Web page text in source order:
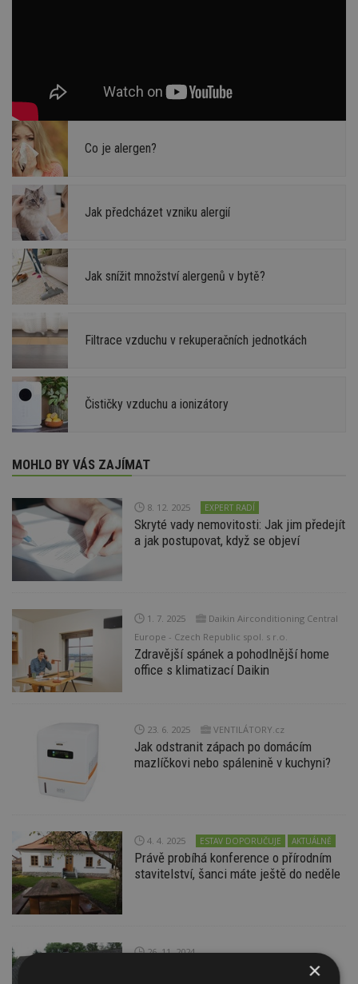
Co je alergen?
Jak předcházet vzniku alergií
Jak snížit množství alergenů v bytě?
Filtrace vzduchu v rekuperačních jednotkách
Čističky vzduchu a ionizátory
MOHLO BY VÁS ZAJÍMAT
8. 12. 2025 EXPERT RADÍ
Skryté vady nemovitosti: Jak jim předejít
a jak postupovat, když se objeví
1. 7. 2025
Daikin Airconditioning Central
Europe - Czech Republic spol. s r.o.
Zdravější spánek a pohodlnější home
office s klimatizací Daikin
23. 6. 2025 VENTILÁTORY.cz
Jak odstranit zápach po domácím
mazlíčkovi nebo spálenině v kuchyni?
4. 4. 2025 ESTAV DOPORUČUJE AKTUÁLNĚ
Právě probíhá konference o přírodním
stavitelství, šanci máte ještě do neděle
26. 11. 2024
10 věcí, na které nesmíte zapomenout
×